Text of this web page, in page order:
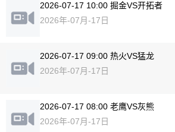
2026-07-17 10:00 掘金VS开拓者
2026年-07月-17日
2026-07-17 09:00 热火VS猛龙
2026年-07月-17日
2026-07-17 08:00 老鹰VS灰熊
2026年-07月-17日